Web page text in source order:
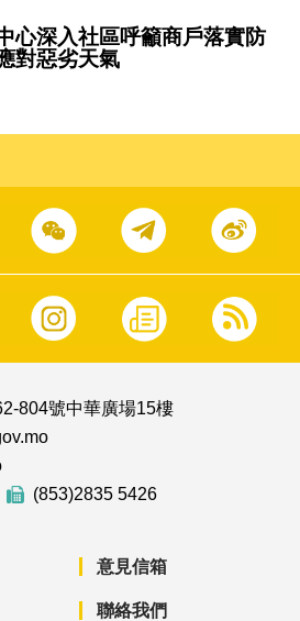
心深入社區呼籲商戶落實防
對惡劣天氣
804號中華廣場15樓
(853)2835 5426
意見信箱
聯絡我們